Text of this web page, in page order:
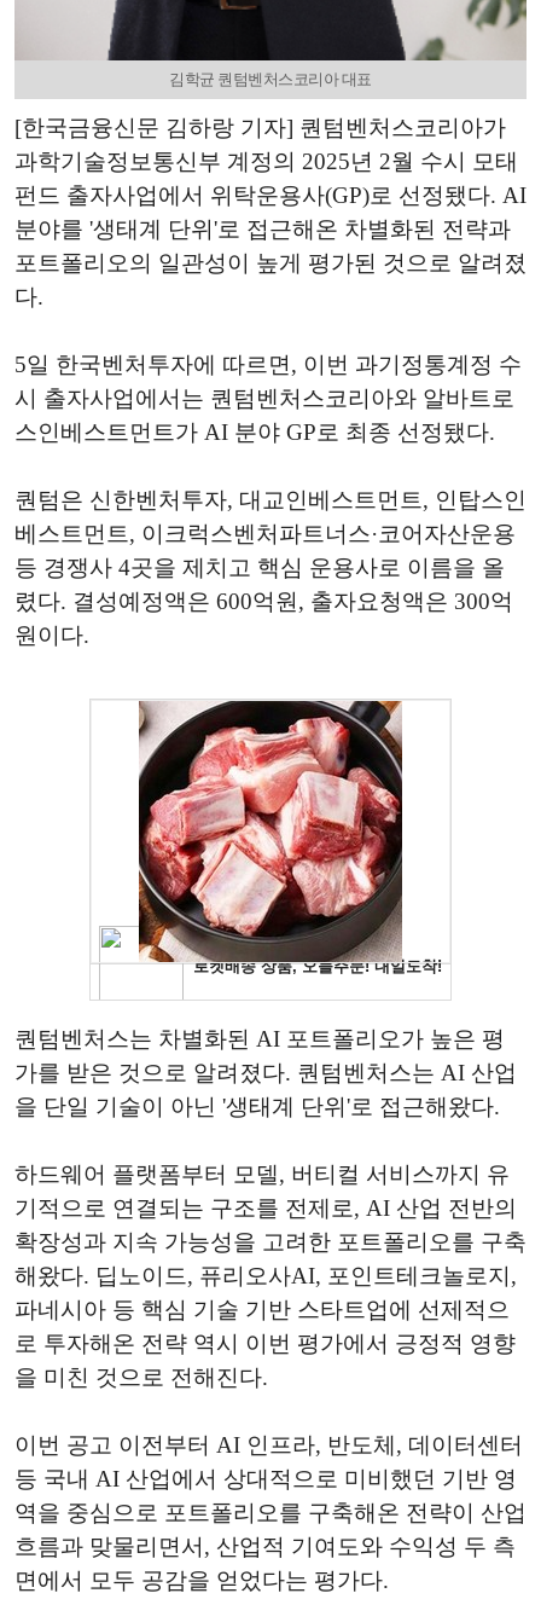
김학균 퀀텀벤처스코리아 대표
[한국금융신문 김하랑 기자] 퀀텀벤처스코리아가
과학기술정보통신부 계정의 2025년 2월 수시 모태
펀드 출자사업에서 위탁운용사(GP)로 선정됐다. AI
분야를 '생태계 단위'로 접근해온 차별화된 전략과
포트폴리오의 일관성이 높게 평가된 것으로 알려졌
다.
5일 한국벤처투자에 따르면, 이번 과기정통계정 수
시 출자사업에서는 퀀텀벤처스코리아와 알바트로
스인베스트먼트가 AI 분야 GP로 최종 선정됐다.
퀀텀은 신한벤처투자, 대교인베스트먼트, 인탑스인
베스트먼트, 이크럭스벤처파트너스·코어자산운용
등 경쟁사 4곳을 제치고 핵심 운용사로 이름을 올
렸다. 결성예정액은 600억원, 출자요청액은 300억
원이다.
퀀텀벤처스는 차별화된 AI 포트폴리오가 높은 평
가를 받은 것으로 알려졌다. 퀀텀벤처스는 AI 산업
을 단일 기술이 아닌 '생태계 단위'로 접근해왔다.
하드웨어 플랫폼부터 모델, 버티컬 서비스까지 유
기적으로 연결되는 구조를 전제로, AI 산업 전반의
확장성과 지속 가능성을 고려한 포트폴리오를 구축
해왔다. 딥노이드, 퓨리오사AI, 포인트테크놀로지,
파네시아 등 핵심 기술 기반 스타트업에 선제적으
로 투자해온 전략 역시 이번 평가에서 긍정적 영향
을 미친 것으로 전해진다.
이번 공고 이전부터 AI 인프라, 반도체, 데이터센터
등 국내 AI 산업에서 상대적으로 미비했던 기반 영
역을 중심으로 포트폴리오를 구축해온 전략이 산업
흐름과 맞물리면서, 산업적 기여도와 수익성 두 측
면에서 모두 공감을 얻었다는 평가다.